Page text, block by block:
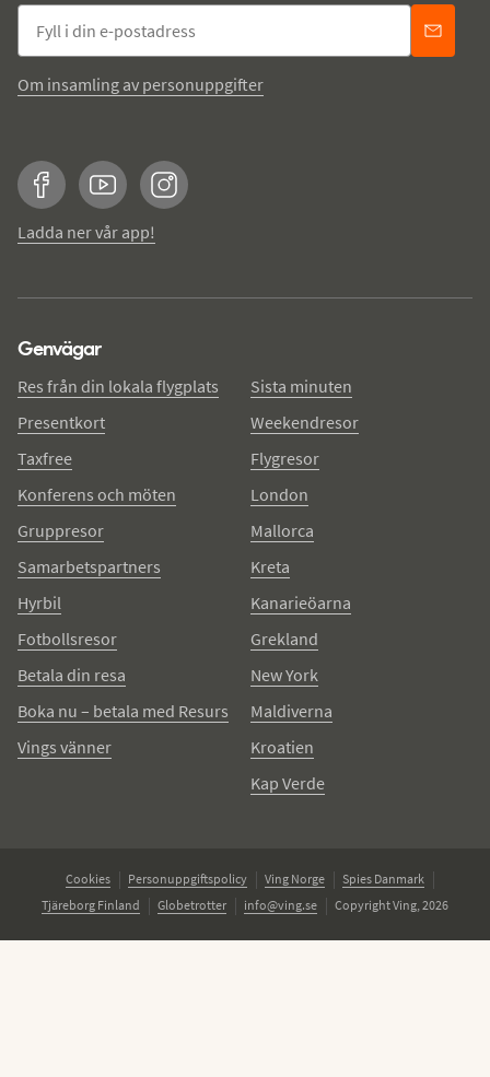
Om insamling av personuppgifter
FacebookYouTubeInstagram
Ladda ner vår app!
Genvägar
Res från din lokala flygplats
Presentkort
Taxfree
Konferens och möten
Gruppresor
Samarbetspartners
Hyrbil
Fotbollsresor
Betala din resa
Boka nu – betala med Resurs
Vings vänner
Sista minuten
Weekendresor
Flygresor
London
Mallorca
Kreta
Kanarieöarna
Grekland
New York
Maldiverna
Kroatien
Kap Verde
Cookies Personuppgiftspolicy Ving Norge
Spies Danmark
Tjäreborg Finland
Globetrotter info@ving.se Copyright Ving, 2026